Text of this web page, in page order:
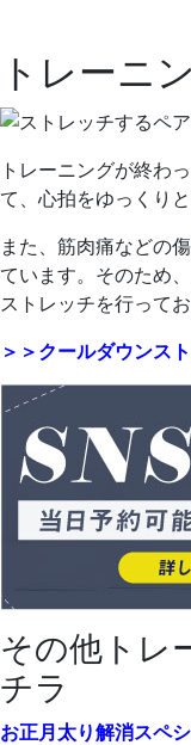
トレーニ
トレーニングが終わ
て、心拍をゆっくり
また、筋肉痛などの
ています。そのため
ストレッチを行って
＞＞クールダウンス
その他トレ
チラ
お正月太り解消スペ